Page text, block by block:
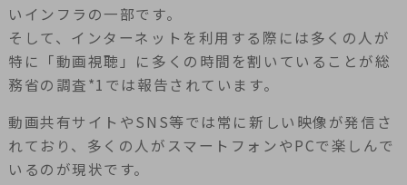
いインフラの一部です。
そして、インターネットを利用する際には多くの人が
特に「動画視聴」に多くの時間を割いていることが総
務省の調査*1では報告されています。
動画共有サイトやSNS等では常に新しい映像が発信さ
れており、多くの人がスマートフォンやPCで楽しんで
いるのが現状です。